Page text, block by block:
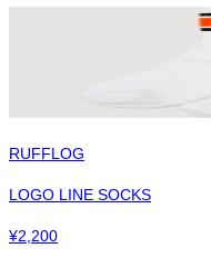
RUFFLOG
LOGO LINE SOCKS
¥2,200